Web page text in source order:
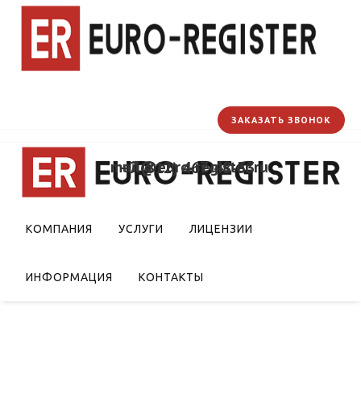
+7 (812) 467-48-33
mail@euro-register.ru
ЗАКАЗАТЬ ЗВОНОК
КОМПАНИЯ УСЛУГИ ЛИЦЕНЗИИ
ИНФОРМАЦИЯ КОНТАКТЫ
стандартов к